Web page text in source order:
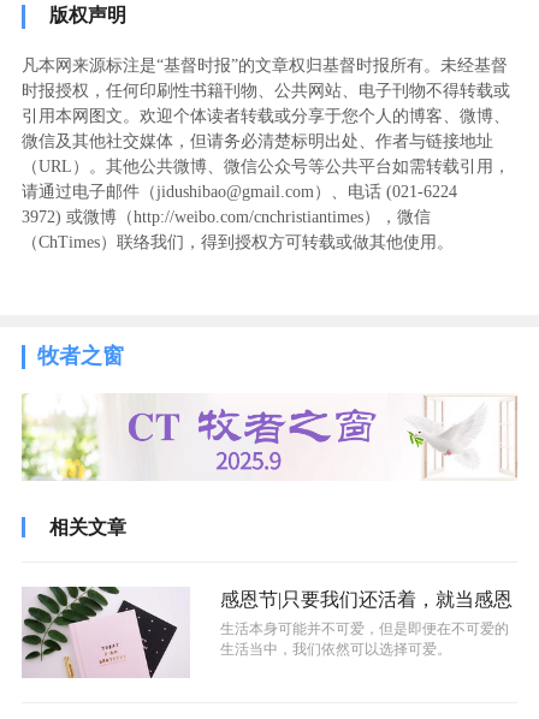
版权声明
凡本网来源标注是“基督时报”的文章权归基督时报所有。未经基督
时报授权，任何印刷性书籍刊物、公共网站、电子刊物不得转载或
引用本网图文。欢迎个体读者转载或分享于您个人的博客、微博、
微信及其他社交媒体，但请务必清楚标明出处、作者与链接地址
（URL）。其他公共微博、微信公众号等公共平台如需转载引用，
请通过电子邮件（jidushibao@gmail.com）、电话 (021-6224
3972) ‬或微博（http://weibo.com/cnchristiantimes），微信
（ChTimes）联络我们，得到授权方可转载或做其他使用。
牧者之窗
相关文章
感恩节|只要我们还活着，就当感恩
生活本身可能并不可爱，但是即便在不可爱的
生活当中，我们依然可以选择可爱。